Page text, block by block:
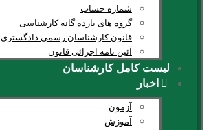
شماره حساب
گروه های یازده گانه کارشناسی
قانون کارشناسان رسمی دادگستری
آئین نامه اجرائی قانون
لیست کامل کارشناسان
اخبار
آزمون
آموزش